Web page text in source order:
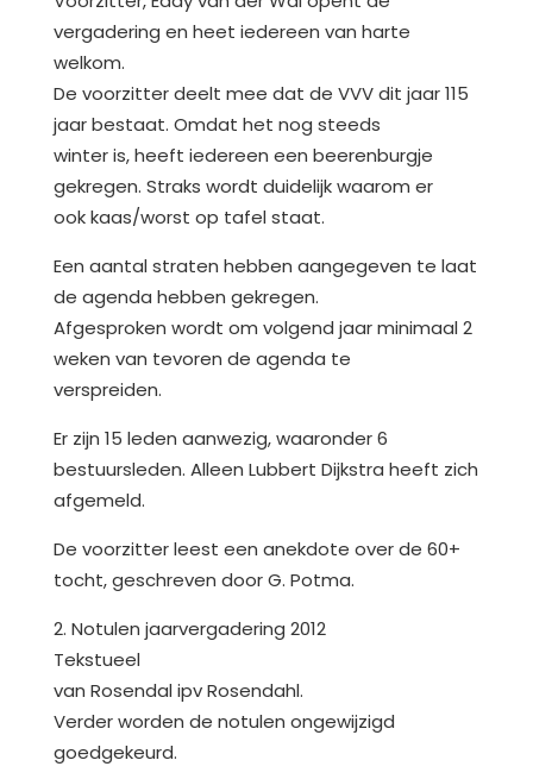
vergadering en heet iedereen van harte
welkom.
De voorzitter deelt mee dat de VVV dit jaar 115
jaar bestaat. Omdat het nog steeds
winter is, heeft iedereen een beerenburgje
gekregen. Straks wordt duidelijk waarom er
ook kaas/worst op tafel staat.
Een aantal straten hebben aangegeven te laat
de agenda hebben gekregen.
Afgesproken wordt om volgend jaar minimaal 2
weken van tevoren de agenda te
verspreiden.
Er zijn 15 leden aanwezig, waaronder 6
bestuursleden. Alleen Lubbert Dijkstra heeft zich
afgemeld.
De voorzitter leest een anekdote over de 60+
tocht, geschreven door G. Potma.
2. Notulen jaarvergadering 2012
Tekstueel
van Rosendal ipv Rosendahl.
Verder worden de notulen ongewijzigd
goedgekeurd.